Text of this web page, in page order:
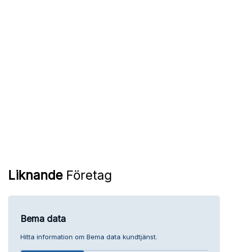
Liknande Företag
Bema data
Hitta information om Bema data kundtjänst.